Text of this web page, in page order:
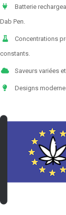
Batterie
Dab Pen.
Concentrations
constants.
Saveurs variées
Designs